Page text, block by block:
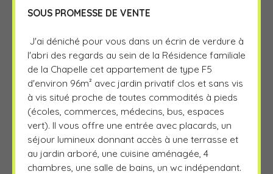
SOUS PROMESSE DE VENTE
J'ai déniché pour vous dans un écrin de verdure à
l'abri des regards au sein de la Résidence familiale
de la Chapelle cet appartement de type F5
d'environ 96m² avec jardin privatif clos et sans vis
à vis situé proche de toutes commodités à pieds
(écoles, commerces, médecins, bus, espaces
vert). Il vous offre une entrée avec placards, un
séjour lumineux donnant accès à une terrasse et
au jardin arboré, une cuisine aménagée, 4
chambres, une salle de bains, un wc indépendant.